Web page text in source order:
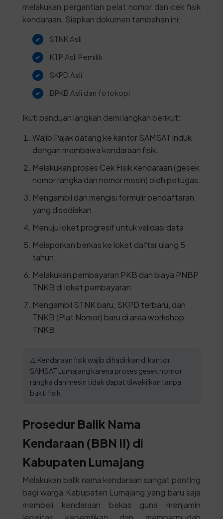
melakukan pergantian pelat nomor dan cek fisik
kendaraan. Siapkan dokumen tambahan ini:
STNK Asli
KTP Asli Pemilik
SKPD Asli
BPKB Asli dan fotokopi
Ikuti panduan langkah demi langkah berikut:
Wajib Pajak datang ke kantor SAMSAT induk
dengan membawa kendaraan fisik.
Melakukan proses Cek Fisik kendaraan (gesek
nomor rangka dan nomor mesin) oleh petugas.
Mengambil dan mengisi formulir pendaftaran
yang disediakan.
Menuju loket progresif untuk validasi data.
Melaporkan berkas ke loket daftar ulang 5
tahun.
Melakukan pembayaran PKB dan biaya PNBP
TNKB di loket pembayaran.
Mengambil STNK baru, SKPD terbaru, dan
TNKB (Plat Nomor) baru di area workshop
TNKB.
⚠️ Kendaraan fisik wajib dihadirkan di kantor
SAMSAT Lumajang karena proses gesek nomor
rangka dan mesin tidak dapat diwakilkan tanpa
bukti fisik.
Prosedur Balik Nama
Kendaraan (BBN II) di
Kabupaten Lumajang
Melakukan balik nama kendaraan sangat penting
bagi warga Kabupaten Lumajang yang baru saja
membeli kendaraan bekas guna menjamin